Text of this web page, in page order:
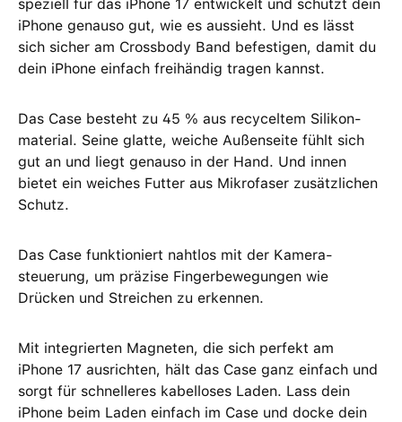
speziell für das iPhone 17 entwickelt und schützt dein
iPhone genauso gut, wie es aussieht. Und es lässt
sich sicher am Crossbody Band befestigen, damit du
dein iPhone einfach freihändig tragen kannst.
Das Case besteht zu 45 % aus recyceltem Silikon­
material. Seine glatte, weiche Außenseite fühlt sich
gut an und liegt genauso in der Hand. Und innen
bietet ein weiches Futter aus Mikrofaser zusätzlichen
Schutz.
Das Case funktioniert nahtlos mit der Kamera­
steuerung, um präzise Finger­bewegungen wie
Drücken und Streichen zu erkennen.
Mit integrierten Magneten, die sich perfekt am
iPhone 17 ausrichten, hält das Case ganz einfach und
sorgt für schnelleres kabel­loses Laden. Lass dein
iPhone beim Laden einfach im Case und docke dein